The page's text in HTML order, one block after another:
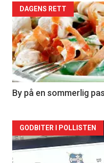
Forsiden
akkurat
nå
-
5
DAGENS RETT
By på en sommerlig
Forsiden
akkurat
GODBITER I POLLISTEN